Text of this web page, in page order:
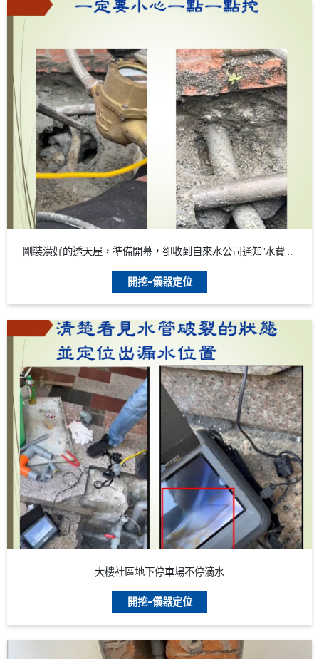
剛裝潢好的透天屋，準備開幕，卻收到自來水公司通知"水費異常"
開挖-儀器定位
大樓社區地下停車場不停滴水
開挖-儀器定位